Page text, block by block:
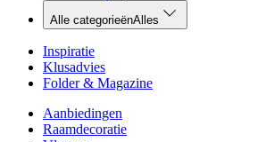
Alle categorieënAlles
Inspiratie
Klusadvies
Folder & Magazine
Aanbiedingen
Raamdecoratie